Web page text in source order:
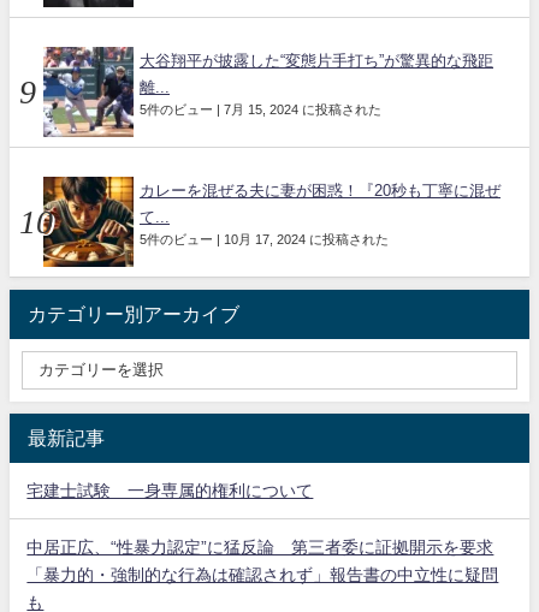
大谷翔平が披露した“変態片手打ち”が驚異的な飛距
離...
5件のビュー 7月 15, 2024 に投稿された
カレーを混ぜる夫に妻が困惑！『20秒も丁寧に混ぜ
て...
5件のビュー 10月 17, 2024 に投稿された
カテゴリー別アーカイブ
最新記事
宅建士試験 一身専属的権利について
中居正広、“性暴力認定”に猛反論 第三者委に証拠開示を要求
「暴力的・強制的な行為は確認されず」報告書の中立性に疑問
も